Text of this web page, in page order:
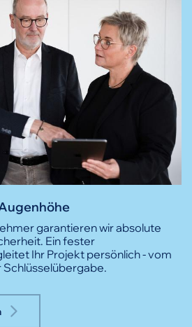
garantieren wir absolute
Ein fester
Ihr Projekt persönlich - vom
Schlüsselübergabe.